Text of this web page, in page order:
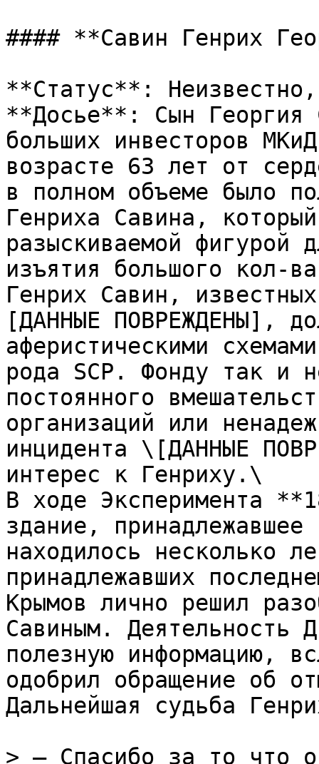
#### **Савин Генрих
**Статус**:
**Досье**: Сын Георгия
больших инвесторов
возрасте 63 лет от
в полном объеме было
Генриха Савина,
разыскиваемой
изъятия большого кол-
Генрих Савин,
[ДАННЫЕ ПОВРЕЖДЕНЫ],
аферистическими
рода SCP. Фонду так и
постоянного
организаций или
инцидента \[ДАННЫЕ
интерес к Генриху.\
В ходе Эксперимента
здание,
находилось несколько
принадлежавших
Крымов лично решил
Савиным. Деятельность
полезную информацию,
одобрил обращение об
Дальнейшая судьба
> – Спасибо за то что